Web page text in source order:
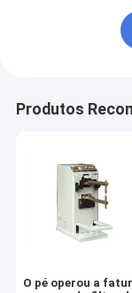
Produtos
O pé operou a